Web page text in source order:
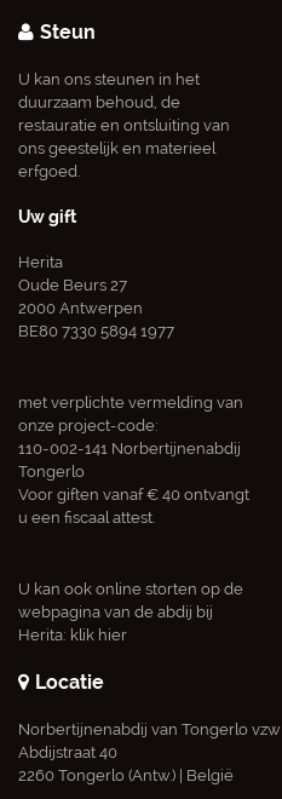
Steun
U kan ons steunen in het
duurzaam behoud, de
restauratie en ontsluiting van
ons geestelijk en materieel
erfgoed.
Uw gift
Herita
Oude Beurs 27
2000 Antwerpen
BE80 7330 5894 1977
met verplichte vermelding van
onze project-code:
110-002-141 Norbertijnenabdij
Tongerlo
Voor giften vanaf € 40 ontvangt
u een fiscaal attest.
U kan ook online storten op de
webpagina van de abdij bij
Herita: klik hier
Locatie
Norbertijnenabdij van Tongerlo vzw
Abdijstraat 40
2260 Tongerlo (Antw.) | België